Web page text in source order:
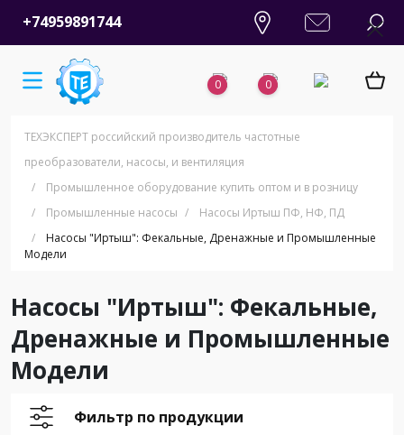
+74959891744
0 0
ТЕХЭКСПЕРТ российский производитель частотные
преобразователи, насосы, и вентиляция
/
Промышленное оборудование купить оптом и в розницу
/
Промышленные насосы /
Насосы Иртыш ПФ, НФ, ПД
/
Насосы "Иртыш": Фекальные, Дренажные и Промышленные
Модели
Насосы "Иртыш": Фекальные,
Дренажные и Промышленные
Модели
Фильтр по продукции